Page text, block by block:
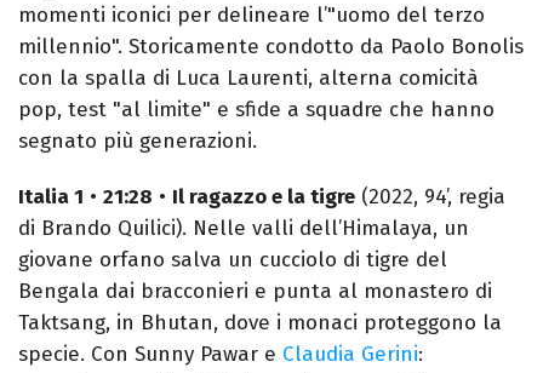
momenti iconici per delineare l’"uomo del terzo
millennio". Storicamente condotto da Paolo Bonolis
con la spalla di Luca Laurenti, alterna comicità
pop, test "al limite" e sfide a squadre che hanno
segnato più generazioni.
Italia 1 • 21:28 • Il ragazzo e la tigre (2022, 94’, regia
di Brando Quilici). Nelle valli dell’Himalaya, un
giovane orfano salva un cucciolo di tigre del
Bengala dai bracconieri e punta al monastero di
Taktsang, in Bhutan, dove i monaci proteggono la
specie. Con Sunny Pawar e Claudia Gerini: